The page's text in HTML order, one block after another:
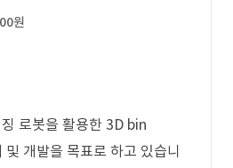
원
로봇을 활용한 3D bin
개발을 목표로 하고 있습니